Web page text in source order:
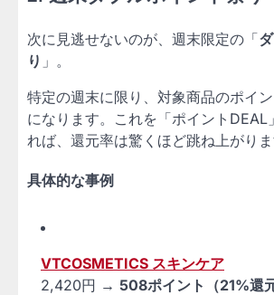
次に見逃せないのが、週末限定の「
り 」。
特定の週末に限り、対象商品のポイ
になります。これを「ポイントDEAL
れば、還元率は驚くほど跳ね上がりま
具体的な事例
VTCOSMETICS スキンケア
2,420円 → 508ポイント（21%還元